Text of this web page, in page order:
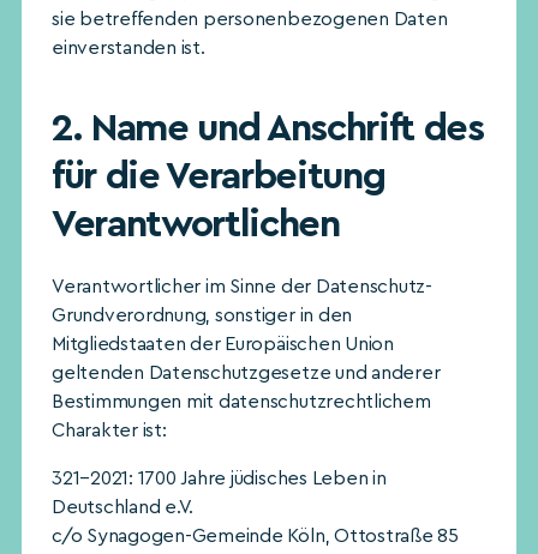
sie betreffenden personenbezogenen Daten
einverstanden ist.
2. Name und Anschrift des
für die Verarbeitung
Verantwortlichen
Verantwortlicher im Sinne der Datenschutz-
Grundverordnung, sonstiger in den
Mitgliedstaaten der Europäischen Union
geltenden Datenschutzgesetze und anderer
Bestimmungen mit datenschutzrechtlichem
Charakter ist:
321–2021: 1700 Jahre jüdisches Leben in
Deutschland e.V.
c/o Synagogen-Gemeinde Köln, Ottostraße 85